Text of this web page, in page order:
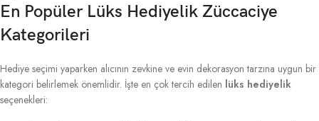
En Popüler Lüks Hediyelik Züccaciye
Kategorileri
Hediye seçimi yaparken alıcının zevkine ve evin dekorasyon tarzına uygun bir
kategori belirlemek önemlidir. İşte en çok tercih edilen lüks hediyelik
seçenekleri: